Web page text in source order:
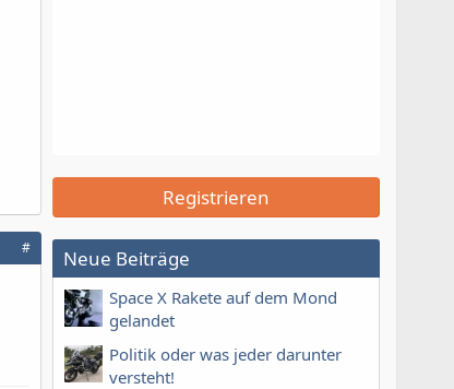
#
Registrieren
Neue Beiträge
Space X Rakete auf dem Mond
gelandet
Politik oder was jeder darunter
versteht!